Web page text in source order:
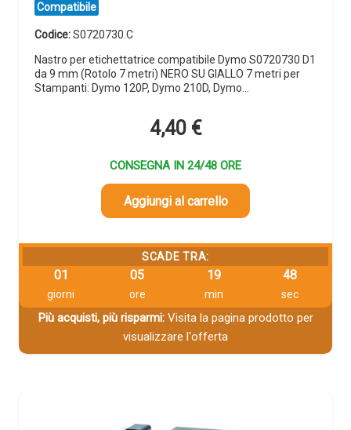
Compatibile
Codice:S0720730.C
Nastro per etichettatrice compatibile Dymo S0720730 D1
da 9 mm (Rotolo 7 metri) NERO SU GIALLO 7 metri per
Stampanti: Dymo 120P, Dymo 210D, Dymo…
4,40 €
CONSEGNA IN 24/48 ORE
Aggiungi al carrello
SCADE TRA:
01
giorni
05
ore
19
min
48
sec
Più acquisti, più risparmi:Visita la pagina prodotto per
visualizzare l'offerta